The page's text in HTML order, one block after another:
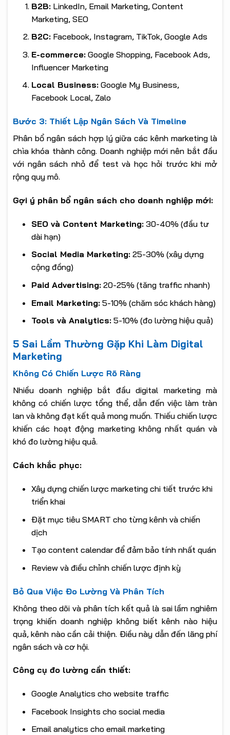
B2B:LinkedIn, Email Marketing, Content
Marketing, SEO
B2C:Facebook, Instagram, TikTok, Google Ads
E-commerce:Google Shopping, Facebook Ads,
Influencer Marketing
Local Business:Google My Business,
Facebook Local, Zalo
Bước 3: Thiết Lập Ngân Sách Và Timeline
Phân bổ ngân sách hợp lý giữa các kênh marketing là
chìa khóa thành công. Doanh nghiệp mới nên bắt đầu
với ngân sách nhỏ để test và học hỏi trước khi mở
rộng quy mô.
Gợi ý phân bổ ngân sách cho doanh nghiệp mới:
SEO và Content Marketing:30-40% (đầu tư
dài hạn)
Social Media Marketing:25-30% (xây dựng
cộng đồng)
Paid Advertising:20-25% (tăng traffic nhanh)
Email Marketing:5-10% (chăm sóc khách hàng)
Tools và Analytics:5-10% (đo lường hiệu quả)
5 Sai Lầm Thường Gặp Khi Làm Digital
Marketing
Không Có Chiến Lược Rõ Ràng
Nhiều doanh nghiệp bắt đầu digital marketing mà
không có chiến lược tổng thể, dẫn đến việc làm tràn
lan và không đạt kết quả mong muốn. Thiếu chiến lược
khiến các hoạt động marketing không nhất quán và
khó đo lường hiệu quả.
Cách khắc phục:
Xây dựng chiến lược marketing chi tiết trước khi
triển khai
Đặt mục tiêu SMART cho từng kênh và chiến
dịch
Tạo content calendar để đảm bảo tính nhất quán
Review và điều chỉnh chiến lược định kỳ
Bỏ Qua Việc Đo Lường Và Phân Tích
Không theo dõi và phân tích kết quả là sai lầm nghiêm
trọng khiến doanh nghiệp không biết kênh nào hiệu
quả, kênh nào cần cải thiện. Điều này dẫn đến lãng phí
ngân sách và cơ hội.
Công cụ đo lường cần thiết:
Google Analytics cho website traffic
Facebook Insights cho social media
Email analytics cho email marketing